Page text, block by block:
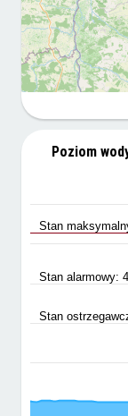
Poziom
Stan alarmowy:
Stan
Stan